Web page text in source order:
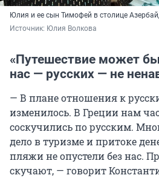
Юлия и ее сын Тимофей в столице
Источник: Юлия Волкова
«Путешествие может
нас — русских — не
— В плане отношения к
изменилось. В Греции нам
соскучились по русским.
дело в туризме и притоке
пляжи не опустели без нас.
скучают, — говорит